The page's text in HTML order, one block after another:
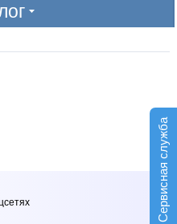
Сервисная служба